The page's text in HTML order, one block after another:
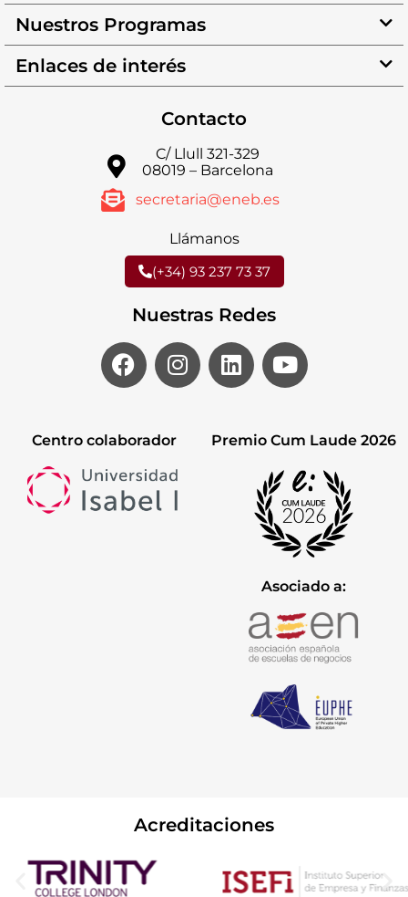
Nuestros Programas
Enlaces de interés
Contacto
C/ Llull 321-329
08019 – Barcelona
secretaria@eneb.es
Llámanos
(+34) 93 237 73 37
Nuestras Redes
Centro colaborador Premio Cum Laude 2026
Asociado a:
Acreditaciones